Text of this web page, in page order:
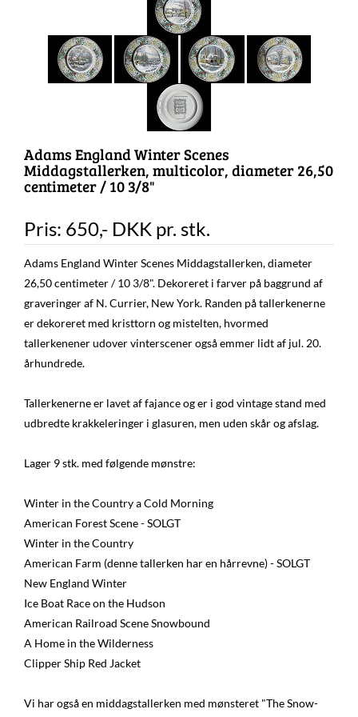
Adams England Winter Scenes
Middagstallerken, multicolor, diameter 26,50
centimeter / 10 3/8"
Pris: 650,- DKK pr. stk.
Adams England Winter Scenes Middagstallerken, diameter
26,50 centimeter / 10 3/8". Dekoreret i farver på baggrund af
graveringer af N. Currier, New York. Randen på tallerkenerne
er dekoreret med kristtorn og mistelten, hvormed
tallerkenener udover vinterscener også emmer lidt af jul. 20.
århundrede.
Tallerkenerne er lavet af fajance og er i god vintage stand med
udbredte krakkeleringer i glasuren, men uden skår og afslag.
Lager 9 stk. med følgende mønstre:
Winter in the Country a Cold Morning
American Forest Scene - SOLGT
Winter in the Country
American Farm (denne tallerken har en hårrevne) - SOLGT
New England Winter
Ice Boat Race on the Hudson
American Railroad Scene Snowbound
A Home in the Wilderness
Clipper Ship Red Jacket
Vi har også en middagstallerken med mønsteret "The Snow-